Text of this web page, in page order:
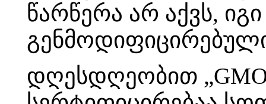
წარწერა არ აქვს,
დღესდღეობით